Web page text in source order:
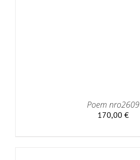
Poem nro2609
170,00 €